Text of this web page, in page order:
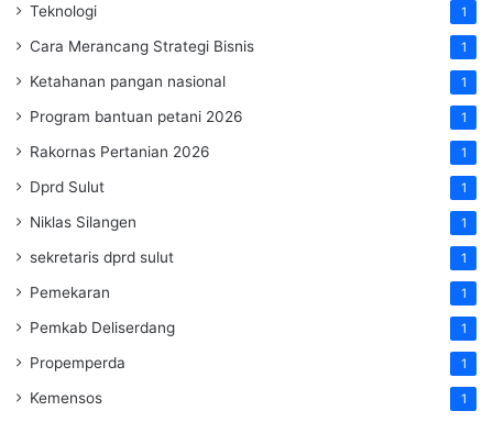
Teknologi 1
Cara Merancang Strategi Bisnis 1
Ketahanan pangan nasional 1
Program bantuan petani 2026 1
Rakornas Pertanian 2026 1
Dprd Sulut 1
Niklas Silangen 1
sekretaris dprd sulut 1
Pemekaran 1
Pemkab Deliserdang 1
Propemperda 1
Kemensos 1